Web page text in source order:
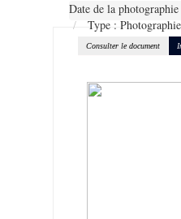
Date de la photographie
Type :
Consulter le document